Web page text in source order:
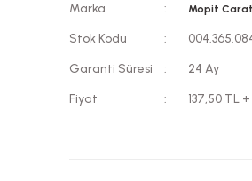
Marka Mopit Carat
Stok Kodu
Garanti Süresi
24 Ay
Fiyat
137,50 TL